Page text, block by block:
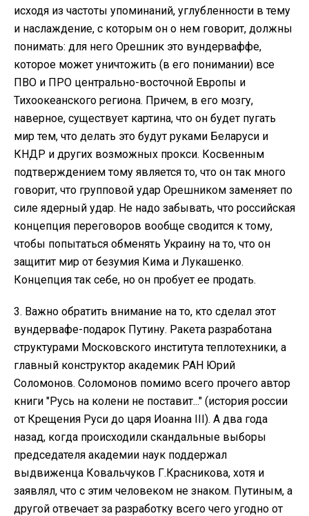
исходя из частоты упоминаний, углубленности в тему
и наслаждение, с которым он о нем говорит, должны
понимать: для него Орешник это вундерваффе,
которое может уничтожить (в его понимании) все
ПВО и ПРО центрально-восточной Европы и
Тихоокеанского региона. Причем, в его мозгу,
наверное, существует картина, что он будет пугать
мир тем, что делать это будут руками Беларуси и
КНДР и других возможных прокси. Косвенным
подтверждением тому является то, что он так много
говорит, что групповой удар Орешником заменяет по
силе ядерный удар. Не надо забывать, что российская
концепция переговоров вообще сводится к тому,
чтобы попытаться обменять Украину на то, что он
защитит мир от безумия Кима и Лукашенко.
Концепция так себе, но он пробует ее продать.
3. Важно обратить внимание на то, кто сделал этот
вундервафе-подарок Путину. Ракета разработана
структурами Московского института теплотехники, а
главный конструктор академик РАН Юрий
Соломонов. Соломонов помимо всего прочего автор
книги "Русь на колени не поставит..." (история россии
от Крещения Руси до царя Иоанна III). А два года
назад, когда происходили скандальные выборы
председателя академии наук поддержал
выдвиженца Ковальчуков Г.Красникова, хотя и
заявлял, что с этим человеком не знаком. Путиным, а
другой отвечает за разработку всего чего угодно от